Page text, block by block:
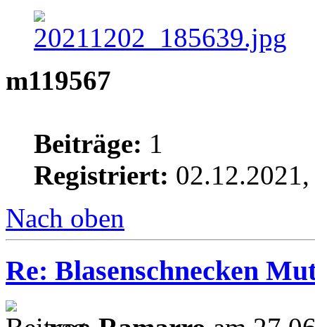
m119567
Beiträge: 1
Registriert:
Nach oben
Re: Blasenschnecken